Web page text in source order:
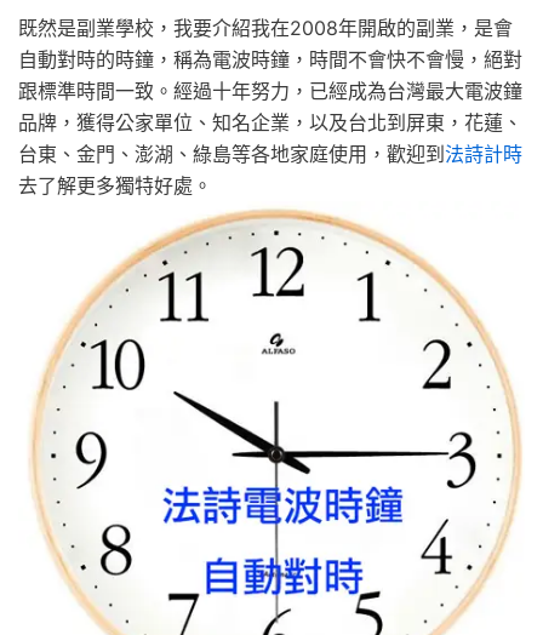
既然是副業學校，我要介紹我在2008年開啟的副業，是會
自動對時的時鐘，稱為電波時鐘，時間不會快不會慢，絕對
跟標準時間一致。經過十年努力，已經成為台灣最大電波鐘
品牌，獲得公家單位、知名企業，以及台北到屏東，花蓮、
台東、金門、澎湖、綠島等各地家庭使用，歡迎到 法詩計時
去了解更多獨特好處。